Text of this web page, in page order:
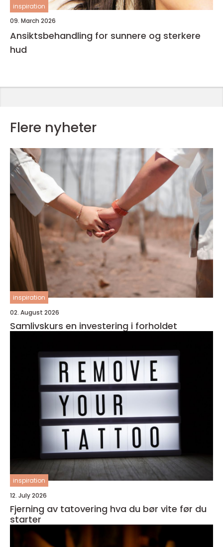
inspiration
09. March 2026
Ansiktsbehandling for sunnere og sterkere
hud
Flere nyheter
inspiration
02. August 2026
Samlivskurs en investering i forholdet
inspiration
12. July 2026
Fjerning av tatovering hva du bør vite før du
starter